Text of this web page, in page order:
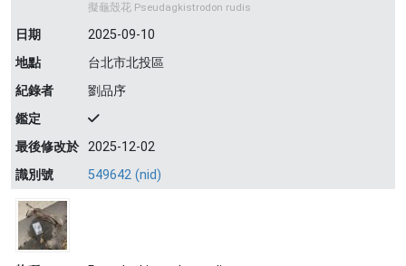
擬龜殼花 Pseudagkistrodon rudis
日期
2025-09-10
地點
台北市北投區
紀錄者
劉品序
鑑定
最後修改於 2025-12-02
識別號
549642 (nid)